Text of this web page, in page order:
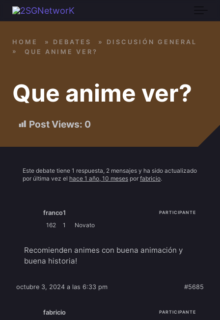
Skip to main content
Que anime ver?
Post Views: 0
HOME » DEBATES »
DISCUSIÓN GENERAL
»
QUE ANIME VER?
Este debate tiene 1 respuesta, 2 mensajes y ha sido actualizado
por última vez el hace 1 año, 10 meses por fabricio.
franco1 PARTICIPANTE
162 1 Novato
Recomienden animes con buena animación y
buena historia!
octubre 3, 2024 a las 6:33 pm #5685
fabricio PARTICIPANTE